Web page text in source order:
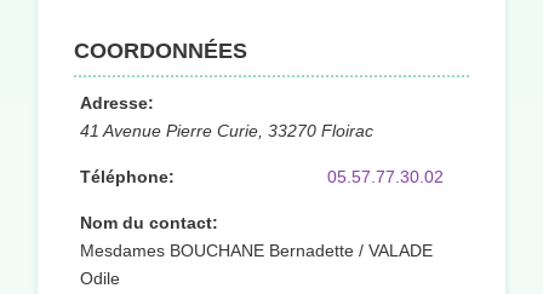
COORDONNÉES
Adresse:
41 Avenue Pierre Curie, 33270 Floirac
Téléphone: 05.57.77.30.02
Nom du contact:
Mesdames BOUCHANE Bernadette / VALADE
Odile